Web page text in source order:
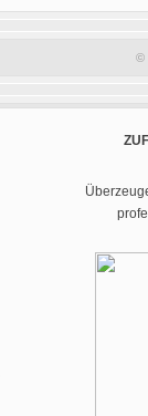
©